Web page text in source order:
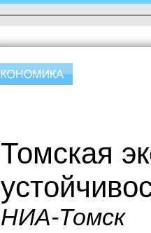
Томская
НИА-Томск